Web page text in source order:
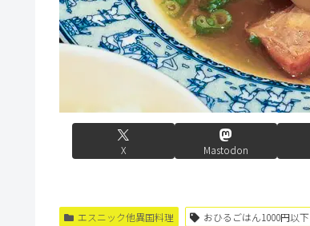
X Mastodon
エスニック他異国料理 おひるごはん1000円以下